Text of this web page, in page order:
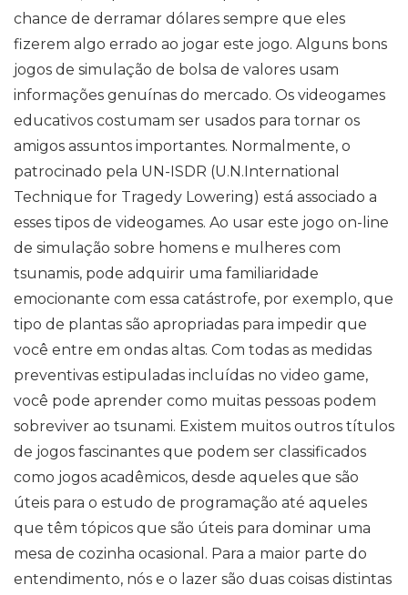
chance de derramar dólares sempre que eles
fizerem algo errado ao jogar este jogo. Alguns bons
jogos de simulação de bolsa de valores usam
informações genuínas do mercado. Os videogames
educativos costumam ser usados ​​para tornar os
amigos assuntos importantes. Normalmente, o
patrocinado pela UN-ISDR (U.N.International
Technique for Tragedy Lowering) está associado a
esses tipos de videogames. Ao usar este jogo on-line
de simulação sobre homens e mulheres com
tsunamis, pode adquirir uma familiaridade
emocionante com essa catástrofe, por exemplo, que
tipo de plantas são apropriadas para impedir que
você entre em ondas altas. Com todas as medidas
preventivas estipuladas incluídas no video game,
você pode aprender como muitas pessoas podem
sobreviver ao tsunami. Existem muitos outros títulos
de jogos fascinantes que podem ser classificados
como jogos acadêmicos, desde aqueles que são
úteis para o estudo de programação até aqueles
que têm tópicos que são úteis para dominar uma
mesa de cozinha ocasional. Para a maior parte do
entendimento, nós e o lazer são duas coisas distintas